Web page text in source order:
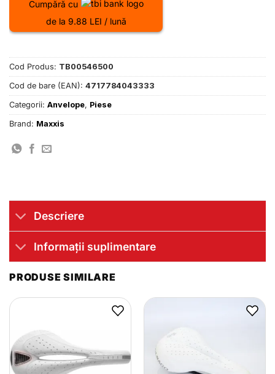
Cumpără cu
de la 9.88 LEI / lună
Cod Produs: TB00546500
Cod de bare (EAN): 4717784043333
Categorii: Anvelope, Piese
Brand: Maxxis
Descriere
Informații suplimentare
PRODUSE SIMILARE